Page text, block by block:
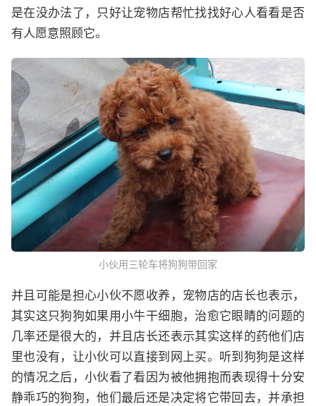
是在没办法了，只好让宠物店帮忙找找好心人看看是否
有人愿意照顾它。
小伙用三轮车将狗狗带回家
并且可能是担心小伙不愿收养，宠物店的店长也表示，
其实这只狗狗如果用小牛干细胞，治愈它眼睛的问题的
几率还是很大的，并且店长还表示其实这样的药他们店
里也没有，让小伙可以直接到网上买。听到狗狗是这样
的情况之后，小伙看了看因为被他拥抱而表现得十分安
静乖巧的狗狗，他们最后还是决定将它带回去，并承担